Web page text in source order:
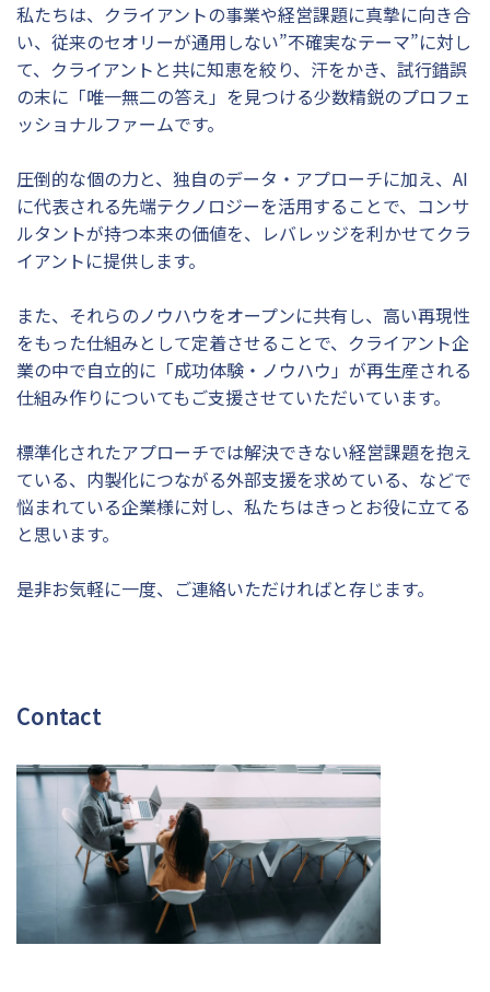
私たちは、クライアントの事業や経営課題に真摯に向き合
い、従来のセオリーが通用しない”不確実なテーマ”に対し
て、クライアントと共に知恵を絞り、汗をかき、試行錯誤
の末に「唯一無二の答え」を見つける少数精鋭のプロフェ
ッショナルファームです。
圧倒的な個の力と、独自のデータ・アプローチに加え、AI
に代表される先端テクノロジーを活用することで、コンサ
ルタントが持つ本来の価値を、レバレッジを利かせてクラ
イアントに提供します。
また、それらのノウハウをオープンに共有し、高い再現性
をもった仕組みとして定着させることで、クライアント企
業の中で自立的に「成功体験・ノウハウ」が再生産される
仕組み作りについてもご支援させていただいています。
標準化されたアプローチでは解決できない経営課題を抱え
ている、内製化につながる外部支援を求めている、などで
悩まれている企業様に対し、私たちはきっとお役に立てる
と思います。
是非お気軽に一度、ご連絡いただければと存じます。
Contact